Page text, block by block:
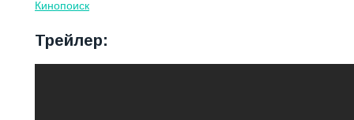
Кинопоиск
Трейлер: